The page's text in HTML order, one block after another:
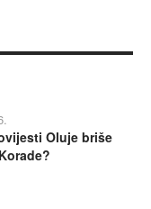
Oluje briše